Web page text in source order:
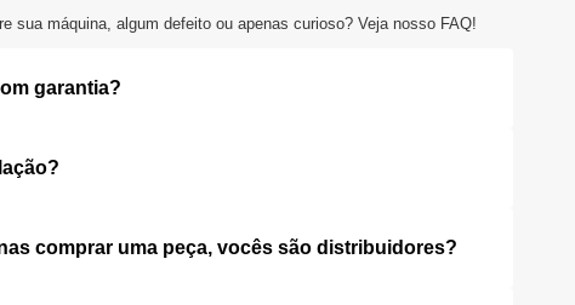
sua máquina, algum defeito ou apenas curioso? Veja nosso FAQ!
garantia?
comprar uma peça, vocês são distribuidores?